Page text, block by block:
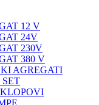
12 V
24V
230V
380 V
AGREGATI